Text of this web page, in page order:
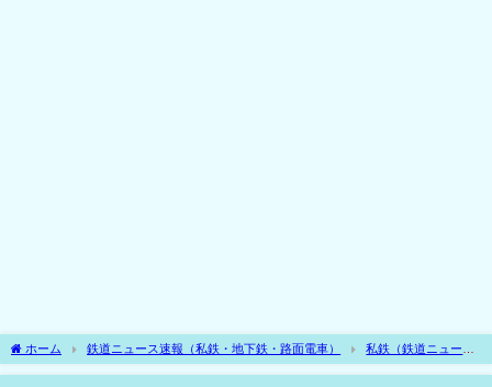
ホーム 鉄道ニュース速報（私鉄・地下鉄・路面電車）
私鉄（鉄道ニュース
速報）
大手私鉄（鉄道ニュース速報）
相互交換?? 東と西の大手私鉄で車両デ